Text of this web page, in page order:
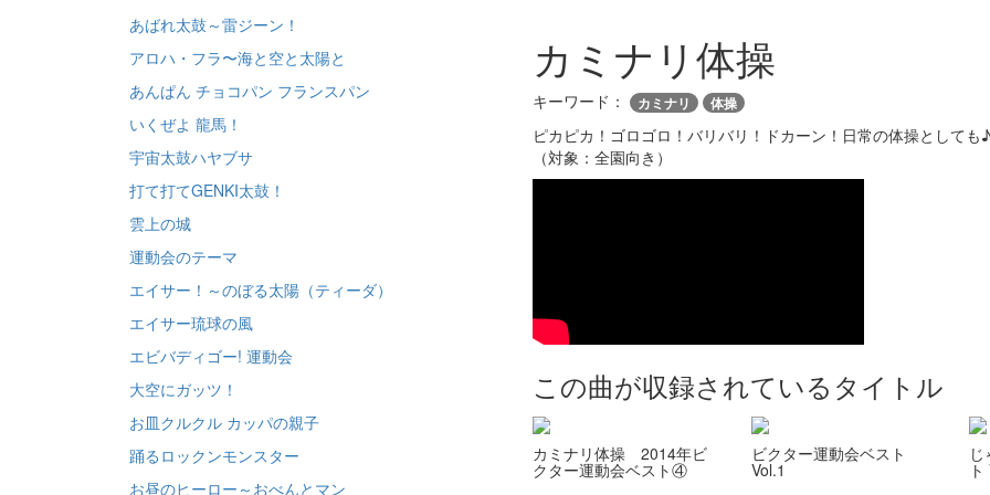
あばれ太鼓～雷ジーン！
アロハ・フラ〜海と空と太陽と
あんぱん チョコパン フランスパン
いくぜよ 龍馬！
宇宙太鼓ハヤブサ
打て打てGENKI太鼓！
雲上の城
運動会のテーマ
エイサー！～のぼる太陽（ティーダ）
エイサー琉球の風
エビバディゴー! 運動会
大空にガッツ！
お皿クルクル カッパの親子
踊るロックンモンスター
お昼のヒーロー～おべんとマン
カミナリ体操
キーワード： カミナリ 体操
ピカピカ！ゴロゴロ！バリバリ！ドカーン！日常の体操としても♪
（対象：全園向き）
この曲が収録されているタイトル
カミナリ体操 2014年ビ
クター運動会ベスト④
ビクター運動会ベスト
Vol.1